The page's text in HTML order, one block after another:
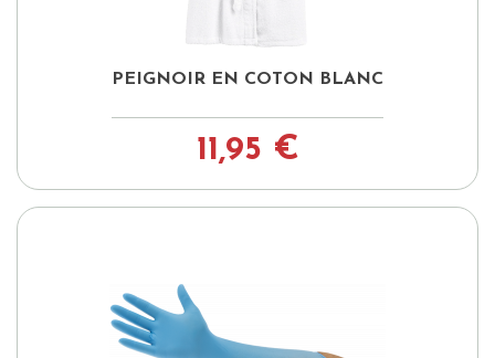
PEIGNOIR EN COTON BLANC
11,95 €